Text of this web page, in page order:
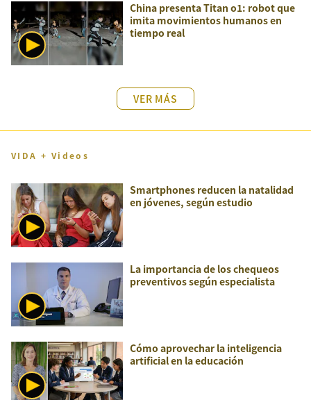
China presenta Titan o1: robot que
imita movimientos humanos en
tiempo real
VER MÁS
VIDA + Videos
Smartphones reducen la natalidad
en jóvenes, según estudio
La importancia de los chequeos
preventivos según especialista
Cómo aprovechar la inteligencia
artificial en la educación